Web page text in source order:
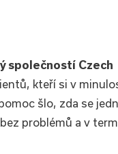
společností Czech
kteří si v
šlo, zda se
problémů a v